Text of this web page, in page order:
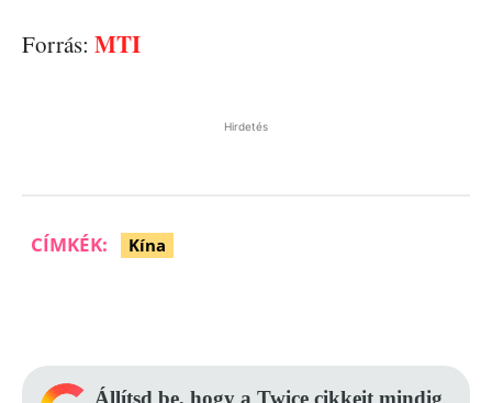
Forrás: MTI
Hirdetés
CÍMKÉK: Kína
Állítsd be, hogy a Twice cikkeit mindig